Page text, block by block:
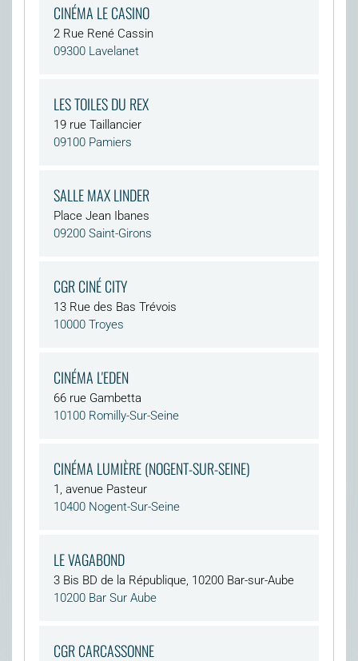
CINÉMA LE CASINO
2 Rue René Cassin
09300 Lavelanet
LES TOILES DU REX
19 rue Taillancier
09100 Pamiers
SALLE MAX LINDER
Place Jean Ibanes
09200 Saint-Girons
CGR CINÉ CITY
13 Rue des Bas Trévois
10000 Troyes
CINÉMA L'EDEN
66 rue Gambetta
10100 Romilly-Sur-Seine
CINÉMA LUMIÈRE (NOGENT-SUR-SEINE)
1, avenue Pasteur
10400 Nogent-Sur-Seine
LE VAGABOND
3 Bis BD de la République, 10200 Bar-sur-Aube
10200 Bar Sur Aube
CGR CARCASSONNE